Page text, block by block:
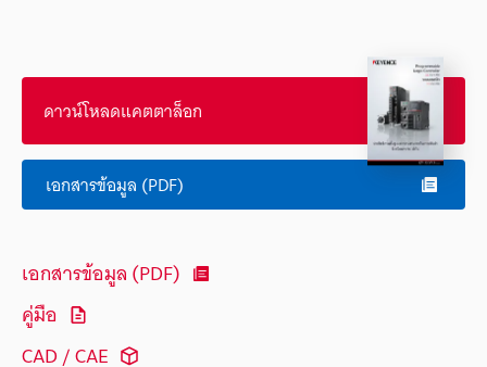
ดาวน์โหลดแคตตาล็อก
เอกสารข้อมูล (PDF)
เอกสารข้อมูล (PDF)
คู่มือ
CAD / CAE